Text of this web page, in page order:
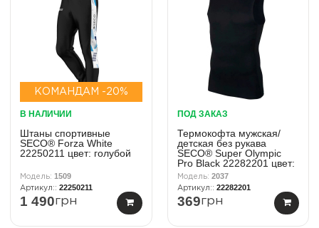
КОМАНДАМ -20%
В НАЛИЧИИ
Штаны спортивные
SECO® Forza White
22250211 цвет: голубой
1509
22250211
1 490грн
ПОД ЗАКАЗ
Термокофта мужская/
детская без рукава
SECO® Super Olympic
Pro Black 22282201 цвет:
черный2037
22282201
369грн